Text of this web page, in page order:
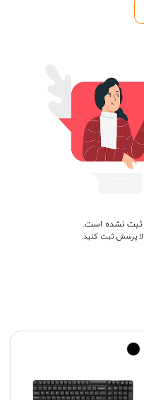
ثبت نشده است.
پرسش ثبت کنید.